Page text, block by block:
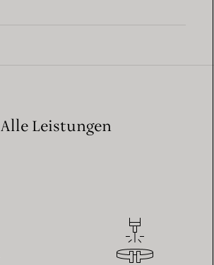
Alle Leistungen